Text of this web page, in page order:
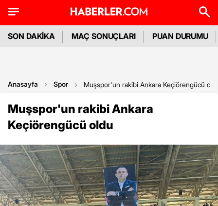
SON DAKİKA MAÇ SONUÇLARI PUAN DURUMU
Anasayfa Spor Muşspor'un rakibi Ankara Keçiörengücü
Muşspor'un rakibi Ankara
Keçiörengücü oldu